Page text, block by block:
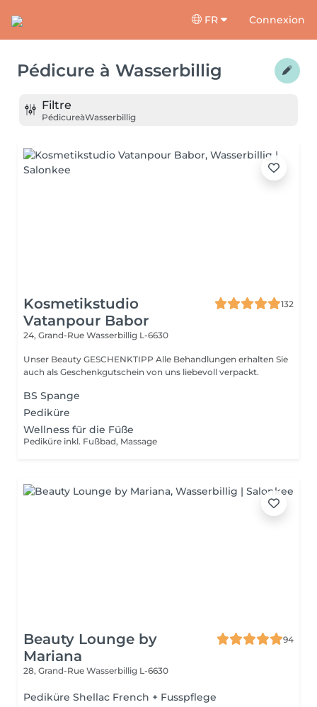
FR Connexion
Pédicure à Wasserbillig
Filtre
PédicureàWasserbillig
Kosmetikstudio
Vatanpour Babor
132
24, Grand-Rue Wasserbillig L-6630
Unser Beauty GESCHENKTIPP Alle Behandlungen erhalten Sie
auch als Geschenkgutschein von uns liebevoll verpackt.
BS Spange
Pediküre
Wellness für die Füße
Pediküre inkl. Fußbad, Massage
Beauty Lounge by
Mariana
94
28, Grand-Rue Wasserbillig L-6630
Pediküre Shellac French + Fusspflege